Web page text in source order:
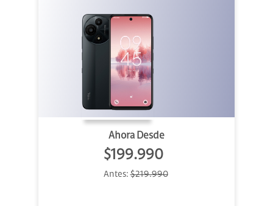
Ahora Desde
$199.990
Antes:$219.990